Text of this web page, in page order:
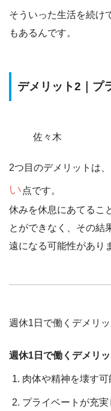
そういった生活を続け
もあるんです。
デメリット2｜プ
佐々木
2つ目のデメリットは、
い 点です。
休みを休息にあてるこ
とができなく、 その結
遠になる可能性があり
週休1日で働くデメリ
週休1日で働くデメリッ
肉体や精神を壊す可
プライベートが充実